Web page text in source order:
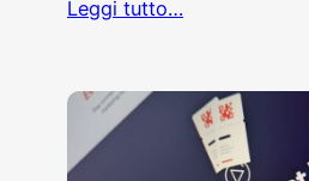
Leggi tutto…